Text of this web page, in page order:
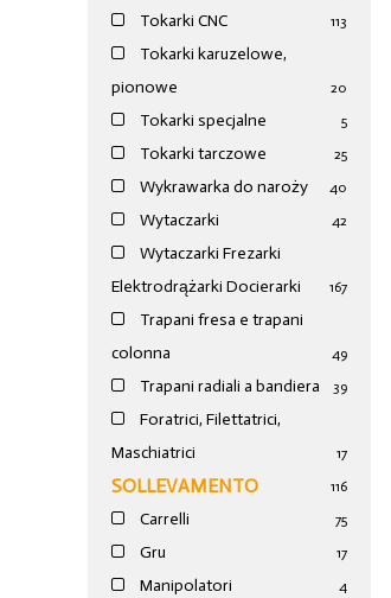
Tokarki CNC 113
Tokarki karuzelowe,
pionowe
20
Tokarki specjalne 5
Tokarki tarczowe 25
Wykrawarka do naroży 40
Wytaczarki 42
Wytaczarki Frezarki
Elektrodrążarki Docierarki
167
Trapani fresa e trapani
colonna
49
Trapani radiali a bandiera 39
Foratrici, Filettatrici,
Maschiatrici
17
SOLLEVAMENTO 116
Carrelli 75
Gru 17
Manipolatori 4